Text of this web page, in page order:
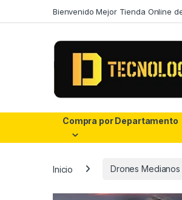
Bienvenido Mejor Tienda Online
Compra por Departamento
Inicio Drones Medianos